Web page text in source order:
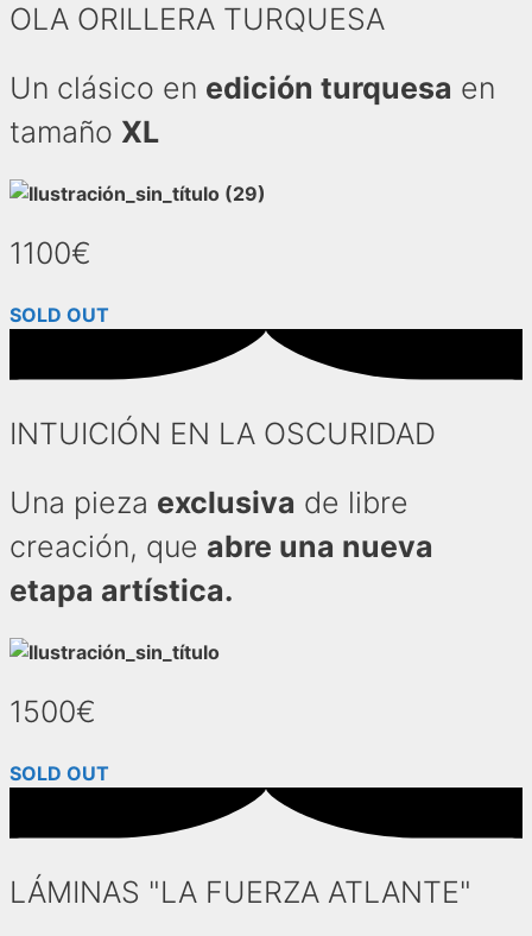
OLA ORILLERA TURQUESA
Un clásico en edición turquesa en
tamaño XL
1100€
SOLD OUT
INTUICIÓN EN LA OSCURIDAD
Una pieza exclusiva de libre
creación, que abre una nueva
etapa artística.
1500€
SOLD OUT
LÁMINAS "LA FUERZA ATLANTE"